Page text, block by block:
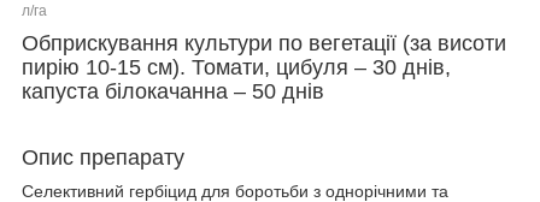
л/га
Обприскування культури по вегетації (за висоти
пирію 10-15 см). Томати, цибуля – 30 днів,
капуста білокачанна – 50 днів
Опис препарату
Селективний гербіцид для боротьби з однорічними та